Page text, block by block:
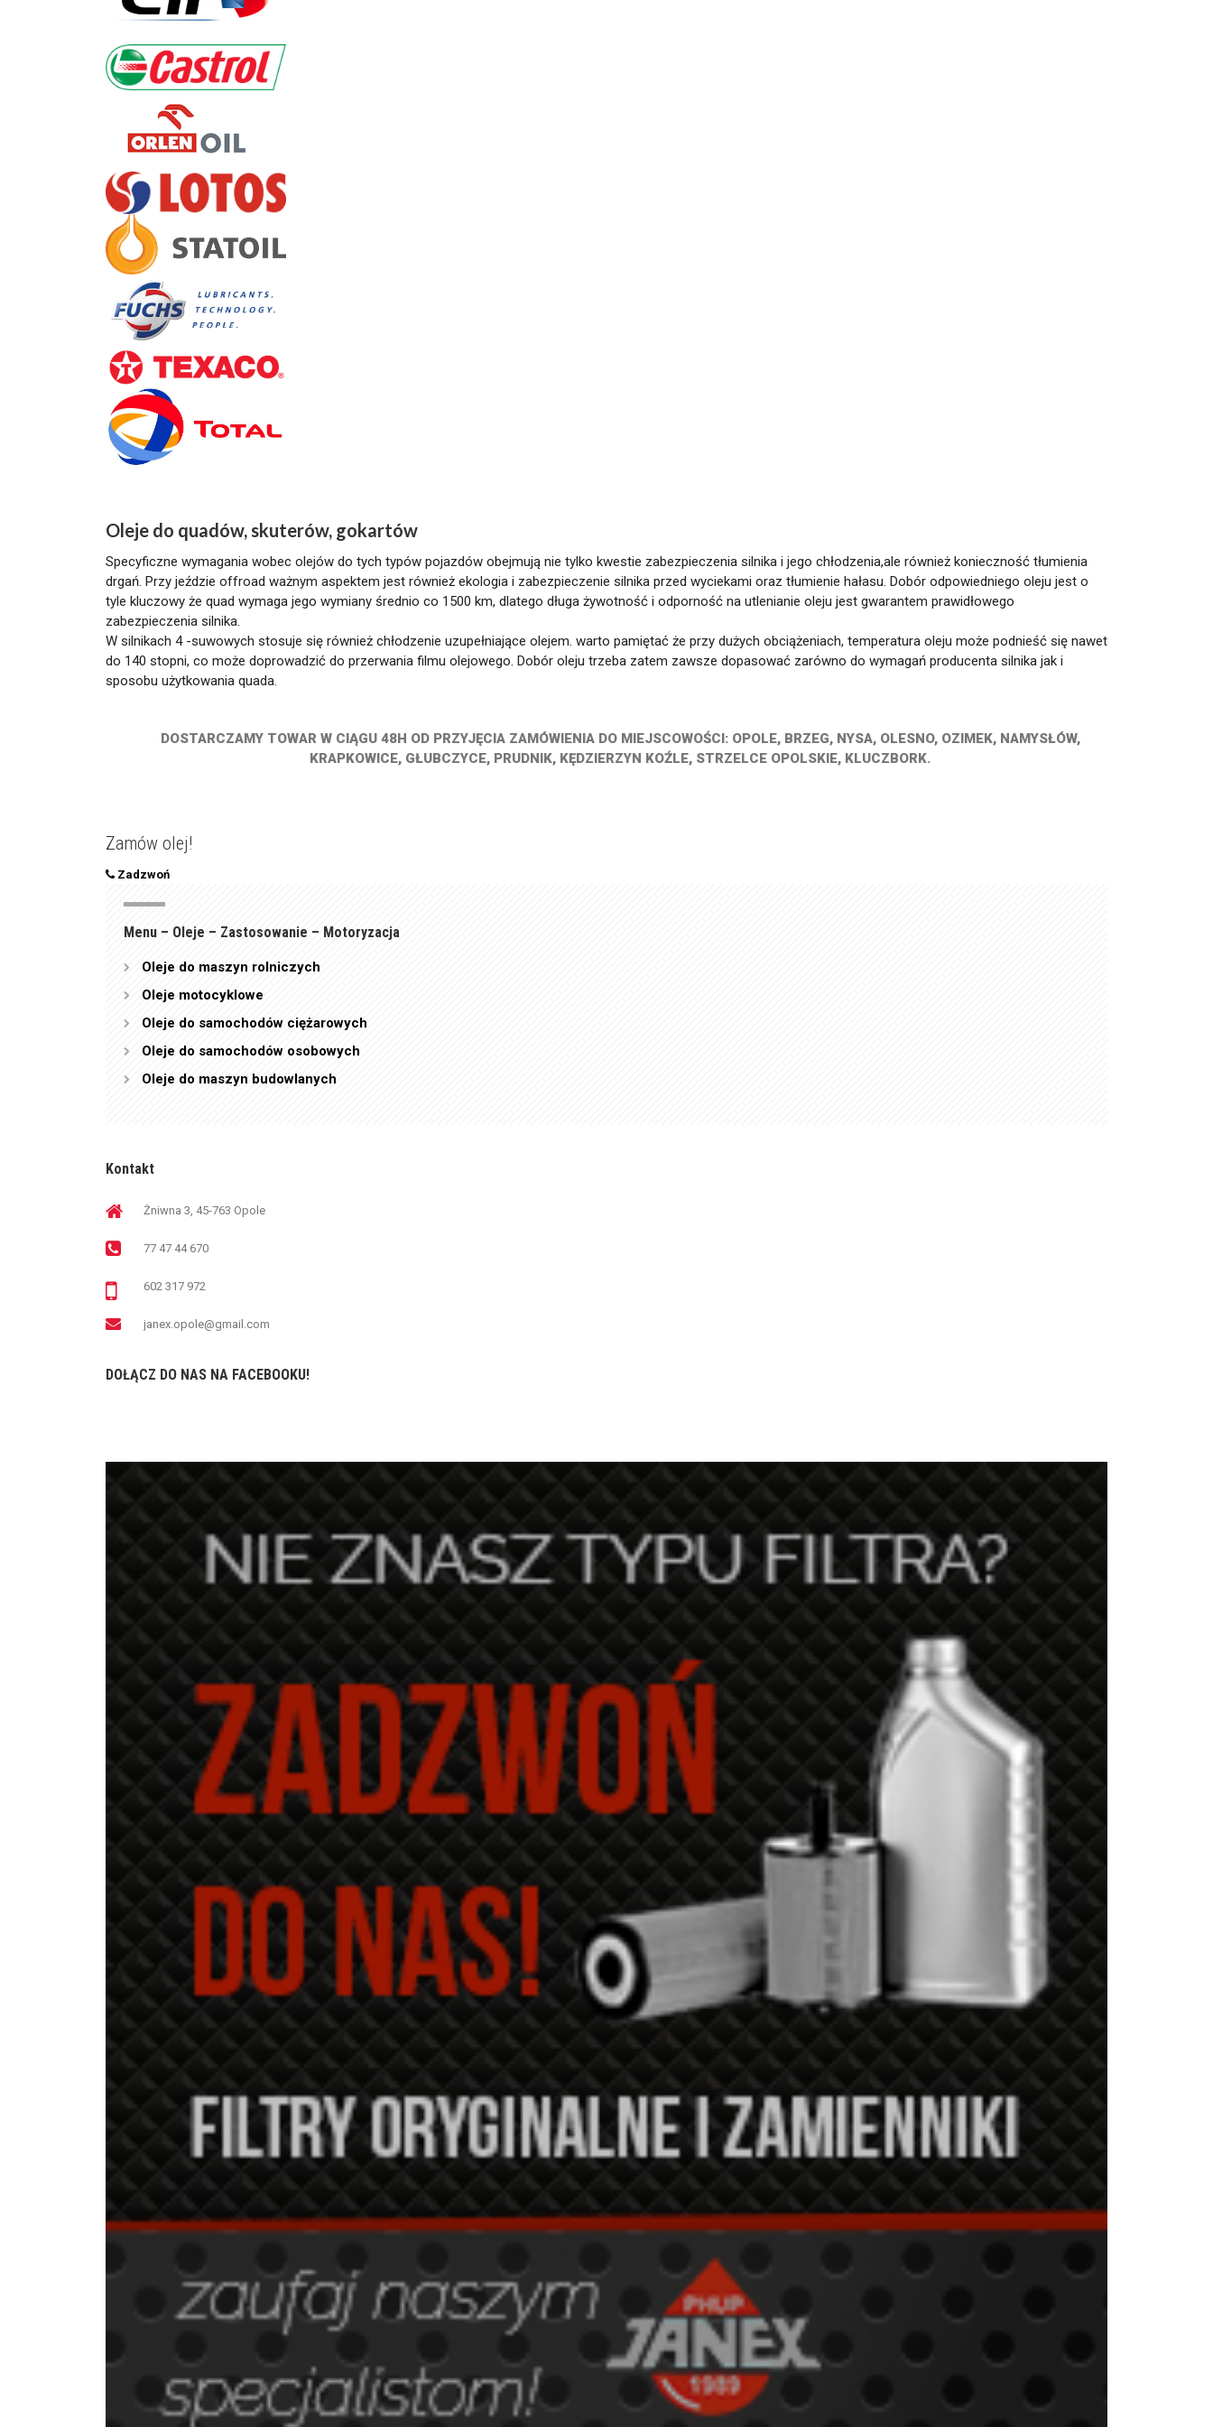
Oleje do quadów, skuterów, gokartów
Specyficzne wymagania wobec olejów do tych typów pojazdów obejmują nie tylko kwestie zabezpieczenia silnika i jego chłodzenia,ale również konieczność tłumienia
drgań. Przy jeździe offroad ważnym aspektem jest również ekologia i zabezpieczenie silnika przed wyciekami oraz tłumienie hałasu. Dobór odpowiedniego oleju jest o
tyle kluczowy że quad wymaga jego wymiany średnio co 1500 km, dlatego długa żywotność i odporność na utlenianie oleju jest gwarantem prawidłowego
zabezpieczenia silnika.
W silnikach 4 -suwowych stosuje się również chłodzenie uzupełniające olejem. warto pamiętać że przy dużych obciążeniach, temperatura oleju może podnieść się nawet
do 140 stopni, co może doprowadzić do przerwania filmu olejowego. Dobór oleju trzeba zatem zawsze dopasować zarówno do wymagań producenta silnika jak i
sposobu użytkowania quada.
DOSTARCZAMY TOWAR W CIĄGU 48H OD PRZYJĘCIA ZAMÓWIENIA DO MIEJSCOWOŚCI: OPOLE, BRZEG, NYSA, OLESNO, OZIMEK, NAMYSŁÓW,
KRAPKOWICE, GŁUBCZYCE, PRUDNIK, KĘDZIERZYN KOŹLE, STRZELCE OPOLSKIE, KLUCZBORK.
Zamów olej!
Zadzwoń
Menu – Oleje – Zastosowanie – Motoryzacja
Oleje do maszyn rolniczych
Oleje motocyklowe
Oleje do samochodów ciężarowych
Oleje do samochodów osobowych
Oleje do maszyn budowlanych
Kontakt
Żniwna 3, 45-763 Opole
77 47 44 670
602 317 972
janex.opole@gmail.com
DOŁĄCZ DO NAS NA FACEBOOKU!